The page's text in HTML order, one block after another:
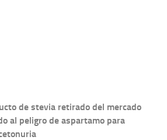
de stevia retirado del mercado
al peligro de aspartamo para